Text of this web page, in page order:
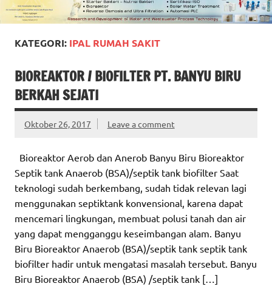
KATEGORI: IPAL RUMAH SAKIT
BIOREAKTOR / BIOFILTER PT. BANYU BIRU
BERKAH SEJATI
Oktober 26, 2017 Leave a comment
Bioreaktor Aerob dan Anerob Banyu Biru Bioreaktor
Septik tank Anaerob (BSA)/septik tank biofilter Saat
teknologi sudah berkembang, sudah tidak relevan lagi
menggunakan septiktank konvensional, karena dapat
mencemari lingkungan, membuat polusi tanah dan air
yang dapat mengganggu keseimbangan alam. Banyu
Biru Bioreaktor Anaerob (BSA)/septik tank septik tank
biofilter hadir untuk mengatasi masalah tersebut. Banyu
Biru Bioreaktor Anaerob (BSA) /septik tank […]